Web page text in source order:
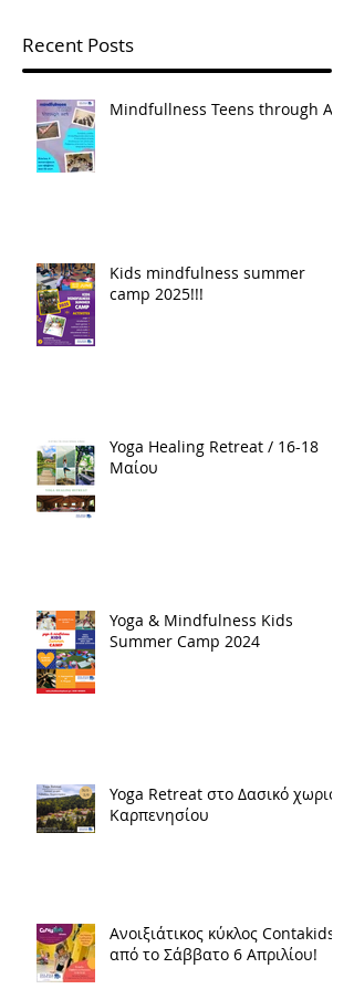
Recent Posts
Mindfullness Teens through Art
Kids mindfulness summer
camp 2025!!!
Yoga Healing Retreat / 16-18
Μαίου
Yoga & Mindfulness Kids
Summer Camp 2024
Yoga Retreat στο Δασικό χωριό
Καρπενησίου
Ανοιξιάτικος κύκλος Contakids
από το Σάββατο 6 Απριλίου!